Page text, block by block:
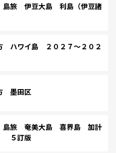
旅 伊豆大島 利島（伊豆諸
ハワイ島 ２０２７～２０２
墨田区
島旅 奄美大島 喜界島 加計
５訂版